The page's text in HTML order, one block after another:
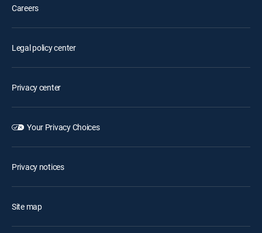
Careers
Legal policy center
Privacy center
Your Privacy Choices
Privacy notices
Site map